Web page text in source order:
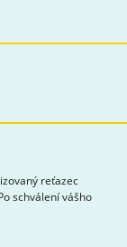
reťazec
schválení vášho